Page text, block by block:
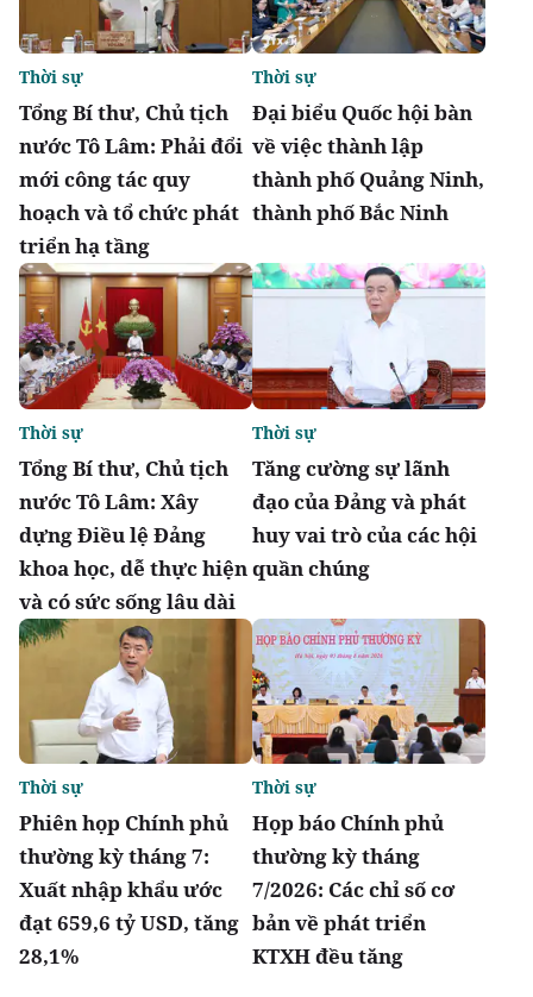
Tổng Bí thư, Chủ tịch
nước Tô Lâm: Phải đổi
mới công tác quy
hoạch và tổ chức phát
triển hạ tầng
Thời sự
Đại biểu Quốc hội bàn
về việc thành lập
thành phố Quảng Ninh,
thành phố Bắc Ninh
Thời sự
Tổng Bí thư, Chủ tịch
nước Tô Lâm: Xây
dựng Điều lệ Đảng
khoa học, dễ thực hiện
và có sức sống lâu dài
Thời sự
Tăng cường sự lãnh
đạo của Đảng và phát
huy vai trò của các hội
quần chúng
Thời sự
Phiên họp Chính phủ
thường kỳ tháng 7:
Xuất nhập khẩu ước
đạt 659,6 tỷ USD, tăng
28,1%
Thời sự
Họp báo Chính phủ
thường kỳ tháng
7/2026: Các chỉ số cơ
bản về phát triển
KTXH đều tăng
Thời sự